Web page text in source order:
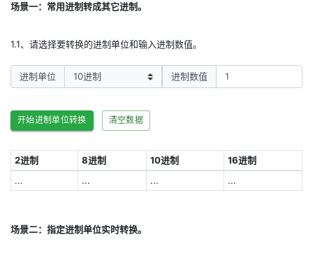
场景一：常用进制转成其它进制。
1.1、请选择要转换的进制单位和输入进制数值。
进制单位 进制数值
开始进制单位转换 清空数据
2进制 8进制 10进制
16进制
...
... ... ...
场景二：指定进制单位实时转换。